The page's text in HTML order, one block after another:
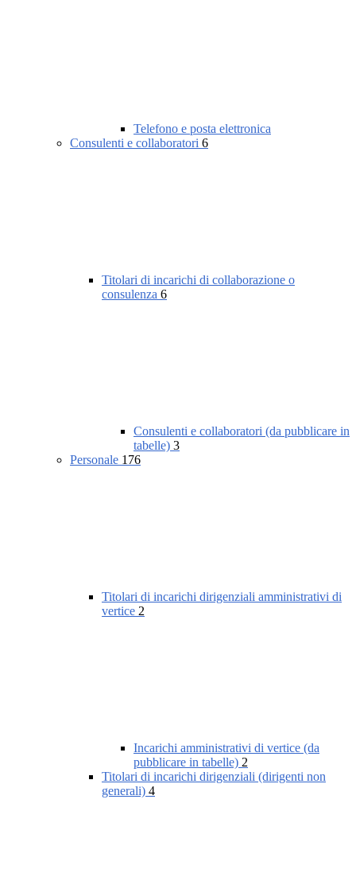
Telefono e posta elettronica
Consulenti e collaboratori 6
Titolari di incarichi di collaborazione o
consulenza 6
Consulenti e collaboratori (da pubblicare in
tabelle) 3
Personale 176
Titolari di incarichi dirigenziali amministrativi di
vertice 2
Incarichi amministrativi di vertice (da
pubblicare in tabelle) 2
Titolari di incarichi dirigenziali (dirigenti non
generali) 4